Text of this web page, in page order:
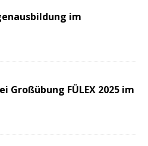
im
Großübung FÜLEX 2025 im